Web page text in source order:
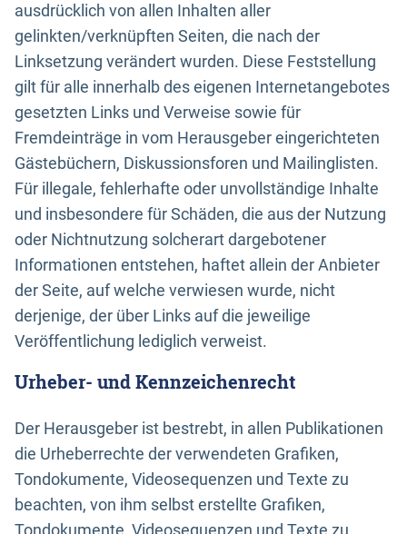
ausdrücklich von allen Inhalten aller
gelinkten/verknüpften Seiten, die nach der
Linksetzung verändert wurden. Diese Feststellung
gilt für alle innerhalb des eigenen Internetangebotes
gesetzten Links und Verweise sowie für
Fremdeinträge in vom Herausgeber eingerichteten
Gästebüchern, Diskussionsforen und Mailinglisten.
Für illegale, fehlerhafte oder unvollständige Inhalte
und insbesondere für Schäden, die aus der Nutzung
oder Nichtnutzung solcherart dargebotener
Informationen entstehen, haftet allein der Anbieter
der Seite, auf welche verwiesen wurde, nicht
derjenige, der über Links auf die jeweilige
Veröffentlichung lediglich verweist.
Urheber- und Kennzeichenrecht
Der Herausgeber ist bestrebt, in allen Publikationen
die Urheberrechte der verwendeten Grafiken,
Tondokumente, Videosequenzen und Texte zu
beachten, von ihm selbst erstellte Grafiken,
Tondokumente, Videosequenzen und Texte zu